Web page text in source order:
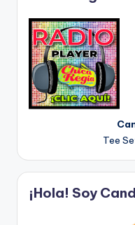
Tee
¡Hola! Soy